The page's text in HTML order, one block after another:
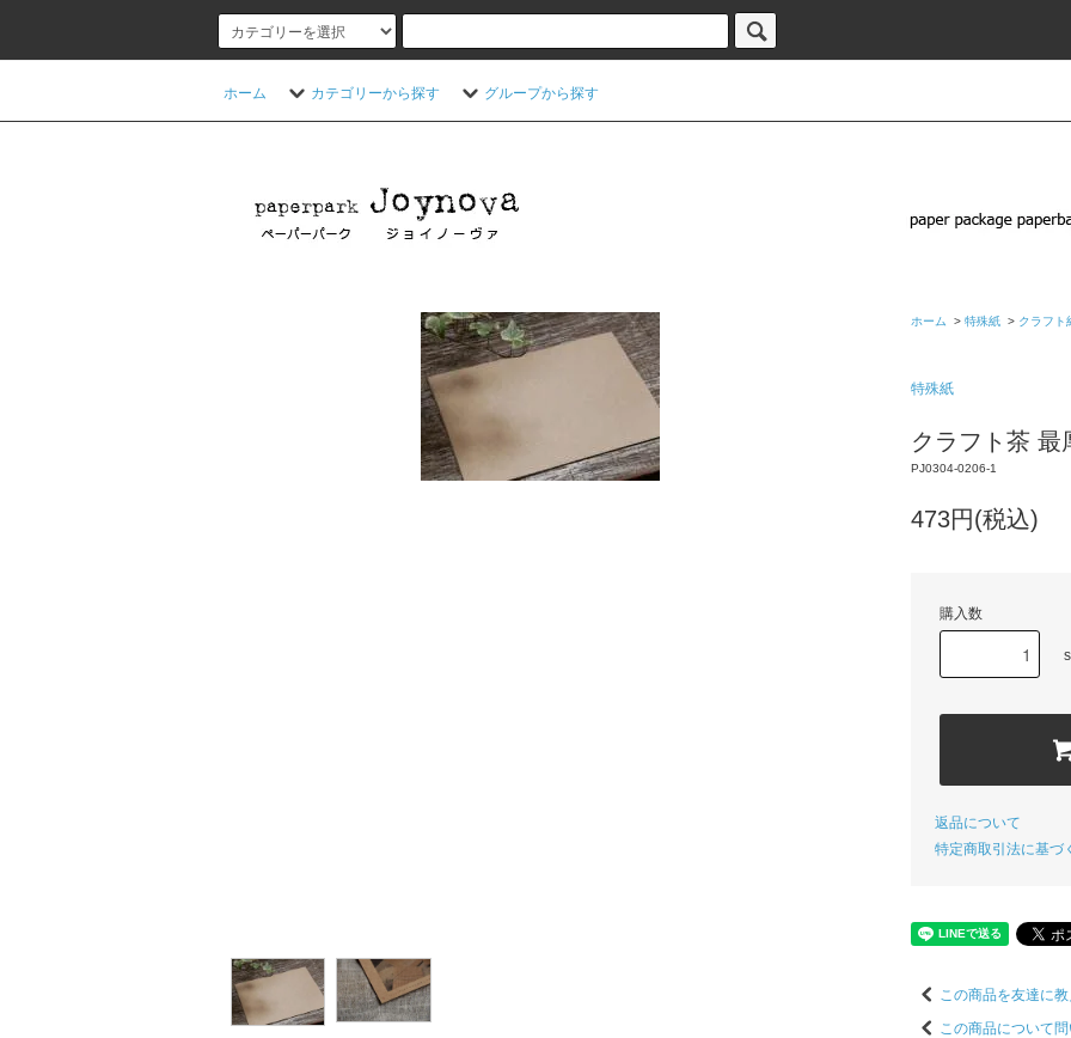
ホーム カテゴリーから探す グループから探す
ホーム > 特殊紙 > クラフト
特殊紙
クラフト茶 最
PJ0304-0206-1
473円(税込)
購入数
返品について
特定商取引法に基づ
この商品を友達に
この商品について